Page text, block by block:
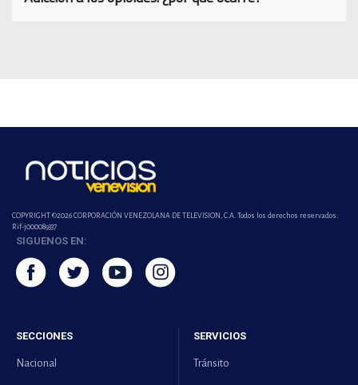
COPYRIGHT ©2026 CORPORACIÓN VENEZOLANA DE TELEVISION, C.A. Todos los derechos reservados.
Rif-j000089337
SIGUENOS EN:
SECCIONES
Nacional
SERVICIOS
Tránsito